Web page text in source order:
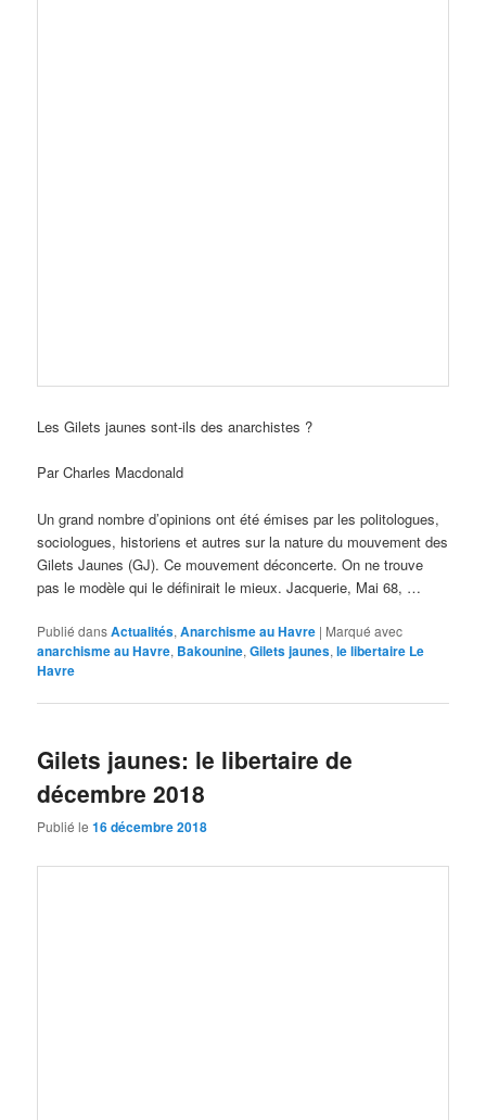
Les Gilets jaunes sont-ils des anarchistes ?
Par Charles Macdonald
Un grand nombre d’opinions ont été émises par les politologues,
sociologues, historiens et autres sur la nature du mouvement des
Gilets Jaunes (GJ). Ce mouvement déconcerte. On ne trouve
pas le modèle qui le définirait le mieux. Jacquerie, Mai 68, …
Publié dansActualités,Anarchisme au Havre | Marqué avec
anarchisme au Havre, Bakounine,Gilets jaunes,le libertaire Le
Havre
Gilets jaunes: le libertaire de
décembre 2018
Publié le16 décembre 2018